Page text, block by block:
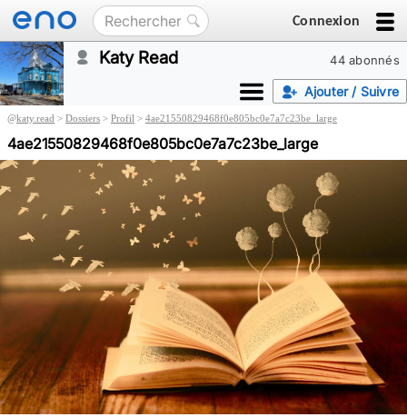
Connexion
44 abonnés
Katy Read
Ajouter / Suivre
@katy.read > Dossiers > Profil > 4ae21550829468f0e805bc0e7a7c23be_large
4ae21550829468f0e805bc0e7a7c23be_large